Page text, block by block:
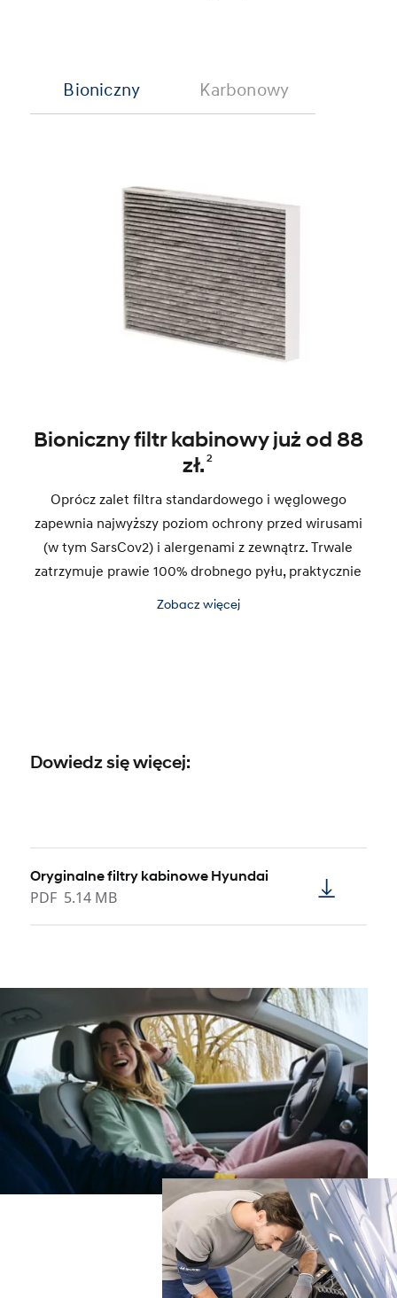
Bioniczny Karbonowy
Bioniczny filtr kabinowy już od 88
zł.2
Oprócz zalet filtra standardowego i węglowego
zapewnia najwyższy poziom ochrony przed wirusami
(w tym SarsCov2) i alergenami z zewnątrz. Trwale
zatrzymuje prawie 100% drobnego pyłu, praktycznie
100% wszystkich alergenów o wielkości do 2
Zobacz więcej
Dowiedz się więcej:
Oryginalne filtry kabinowe Hyundai
PDF 5.14 MB